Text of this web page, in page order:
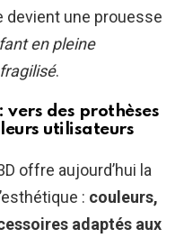
devient une prouesse
en pleine
.
vers des prothèses
utilisateurs
offre aujourd’hui la
: couleurs,
adaptés aux